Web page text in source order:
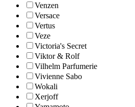
Venzen
Versace
Vertus
Veze
Victoria's Secret
Viktor & Rolf
Vilhelm Parfumerie
Vivienne Sabo
Wokali
Xerjoff